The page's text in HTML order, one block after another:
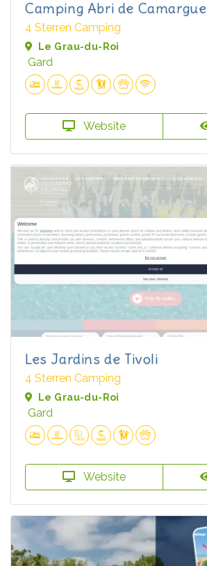
Camping Abri de Camargue
4 Sterren Camping
Le Grau-du-Roi
Gard
Website
Les Jardins de Tivoli
4 Sterren Camping
Le Grau-du-Roi
Gard
Website